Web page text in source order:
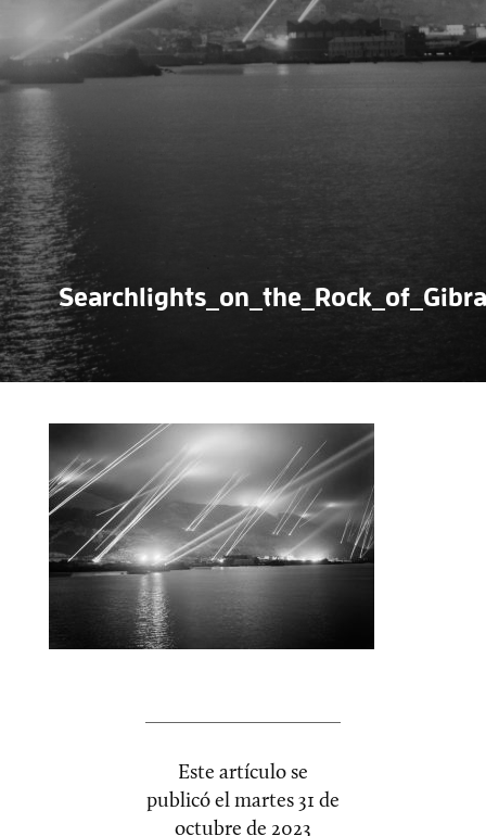
Este artículo se
publicó elmartes 31 de
octubre de 2023